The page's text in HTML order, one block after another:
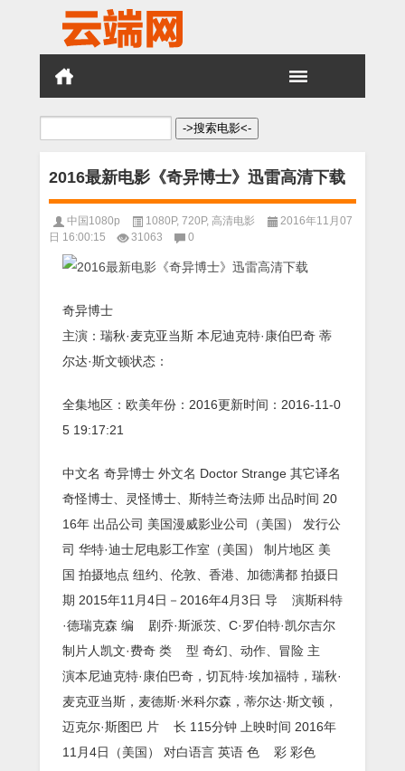
搜
2016最新电影《奇异博士》迅雷高清下载
中国1080p 1080P, 720P, 高清电影
2016年11月07
日 16:00:15
31063 0
奇异博士
主演：瑞秋·麦克亚当斯 本尼迪克特·康伯巴奇 蒂
尔达·斯文顿状态：
全集地区：欧美年份：2016更新时间：2016-11-0
5 19:17:21
中文名 奇异博士 外文名 Doctor Strange 其它译名
奇怪博士、灵怪博士、斯特兰奇法师 出品时间 20
16年 出品公司 美国漫威影业公司（美国） 发行公
司 华特·迪士尼电影工作室（美国） 制片地区 美
国 拍摄地点 纽约、伦敦、香港、加德满都 拍摄日
期 2015年11月4日－2016年4月3日 导
演斯科特
·德瑞克森 编
剧乔·斯派茨、C·罗伯特·凯尔吉尔
制片人凯文·费奇 类
型 奇幻、动作、冒险 主
演本尼迪克特·康伯巴奇，切瓦特·埃加福特，瑞秋·
麦克亚当斯，麦德斯·米科尔森，蒂尔达·斯文顿，
迈克尔·斯图巴 片
长 115分钟 上映时间 2016年
11月4日（美国） 对白语言 英语 色
彩 彩色